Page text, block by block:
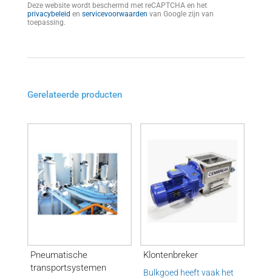
Deze website wordt beschermd met reCAPTCHA en het
privacybeleid en servicevoorwaarden van Google zijn van
toepassing.
Gerelateerde producten
Pneumatische
transportsystemen
Klontenbreker
Bulkgoed heeft vaak het